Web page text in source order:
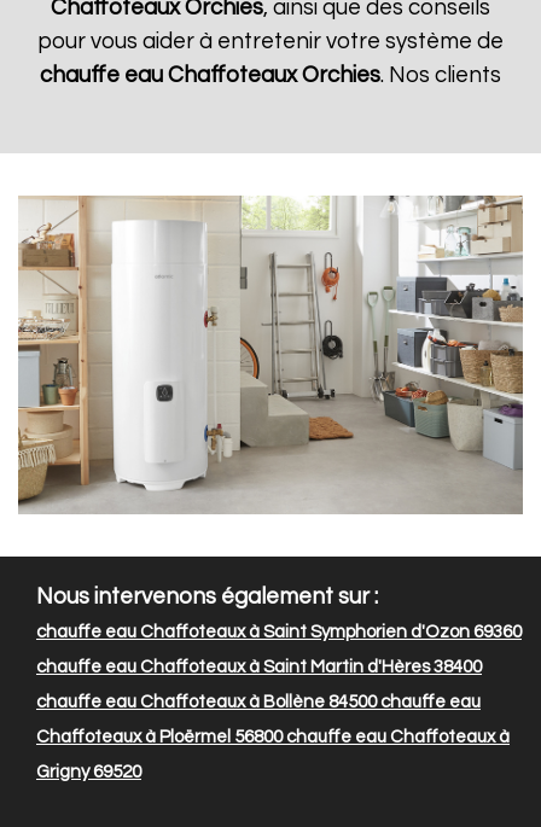
Chaffoteaux Orchies, ainsi que des conseils
pour vous aider à entretenir votre système de
chauffe eau Chaffoteaux Orchies. Nos clients
Nous intervenons également sur :
chauffe eau Chaffoteaux à Saint Symphorien d'Ozon 69360
chauffe eau Chaffoteaux à Saint Martin d'Hères 38400
chauffe eau Chaffoteaux à Bollène 84500chauffe eau
Chaffoteaux à Ploërmel 56800chauffe eau Chaffoteaux à
Grigny 69520